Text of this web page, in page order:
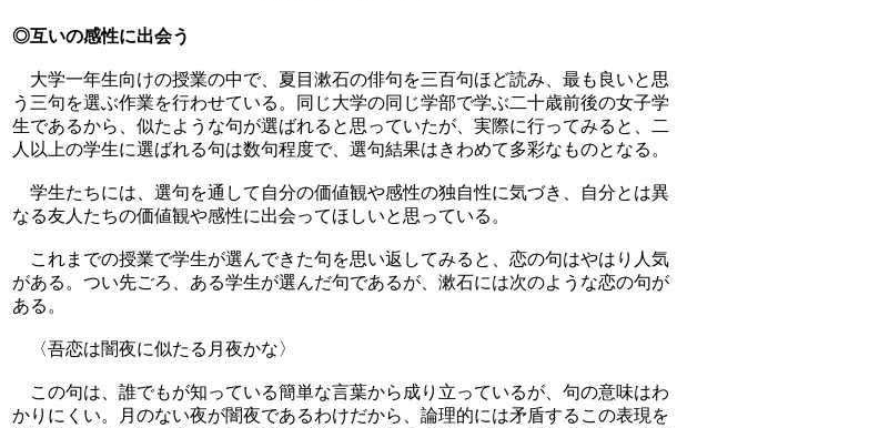
◎互いの感性に出会う
大学一年生向けの授業の中で、夏目漱石の俳句を三百句ほど読み、最も良いと思
う三句を選ぶ作業を行わせている。同じ大学の同じ学部で学ぶ二十歳前後の女子学
生であるから、似たような句が選ばれると思っていたが、実際に行ってみると、二
人以上の学生に選ばれる句は数句程度で、選句結果はきわめて多彩なものとなる。
学生たちには、選句を通して自分の価値観や感性の独自性に気づき、自分とは異
なる友人たちの価値観や感性に出会ってほしいと思っている。
これまでの授業で学生が選んできた句を思い返してみると、恋の句はやはり人気
がある。つい先ごろ、ある学生が選んだ句であるが、漱石には次のような恋の句が
ある。
〈吾恋は闇夜に似たる月夜かな〉
この句は、誰でもが知っている簡単な言葉から成り立っているが、句の意味はわ
かりにくい。月のない夜が闇夜であるわけだから、論理的には矛盾するこの表現を